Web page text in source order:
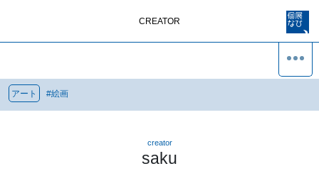
CREATOR
アート #絵画
creator
saku